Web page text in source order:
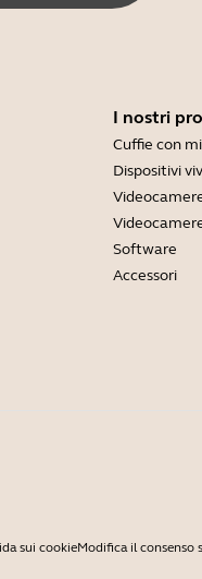
I nostri
Cuffie con
Dispositivi
Software
Accessori
sui cookieModifica il consenso